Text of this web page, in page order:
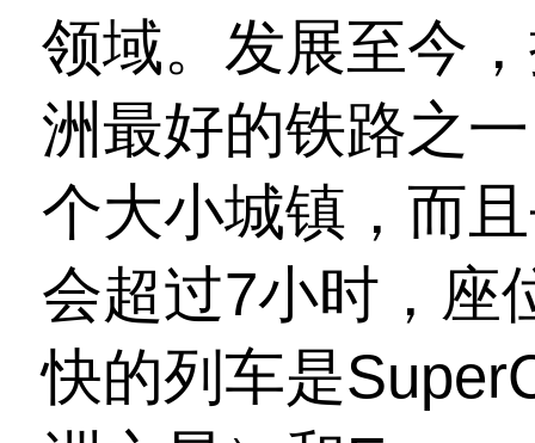
领域。发展至今
洲最好的铁路之
个大小城镇，而
会超过7小时，座
快的列车是